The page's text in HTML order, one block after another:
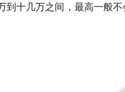
到十几万之间，最高一般